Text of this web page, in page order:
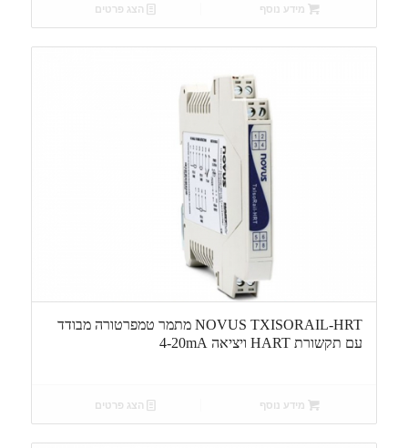
מידע נוסף הצג פרטים
NOVUS TXISORAIL-HRT מתמר טמפרטורה מבודד
עם תקשורת HART ויציאה 4-20mA
מידע נוסף הצג פרטים